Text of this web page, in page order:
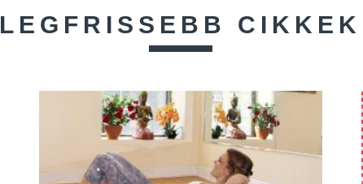
LEGFRISSEBB CIKKEK